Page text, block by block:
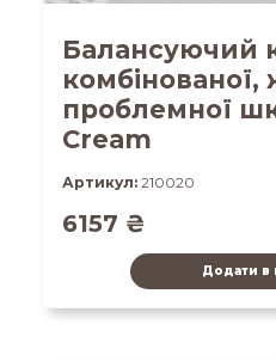
Балансуючий
комбінованої,
проблемної
Cream
Артикул: 210020
6157 ₴
Додати в